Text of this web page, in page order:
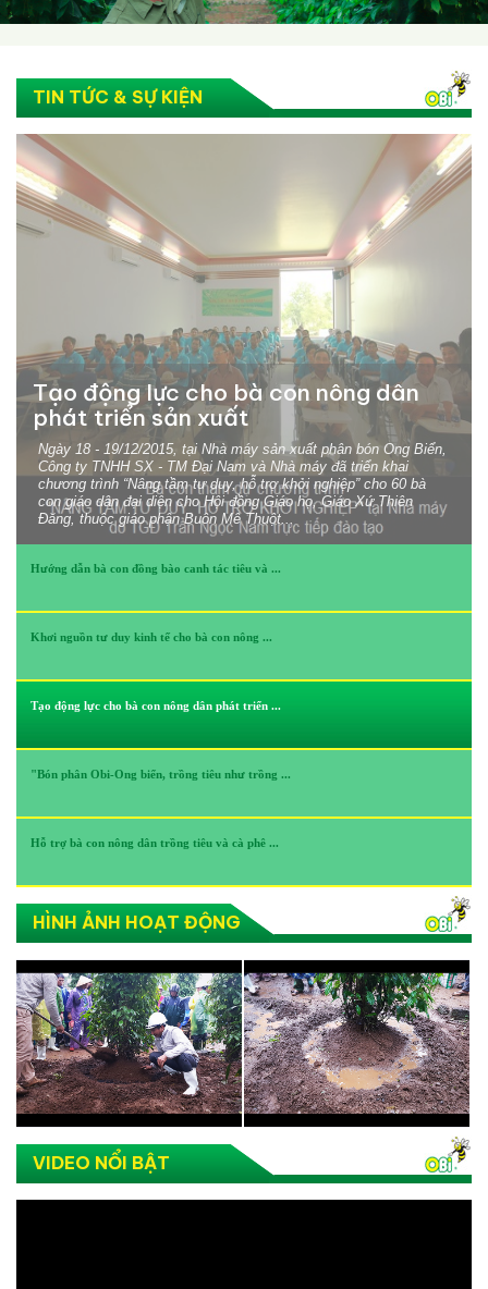
TIN TỨC & SỰ KIỆN
Tạo động lực cho bà con nông dân
phát triển sản xuất
Ngày 18 - 19/12/2015, tại Nhà máy sản xuất phân bón Ong Biển,
Công ty TNHH SX - TM Đại Nam và Nhà máy đã triển khai
chương trình “Nâng tầm tư duy, hỗ trợ khởi nghiệp” cho 60 bà
con giáo dân đại diện cho Hội đồng Giáo họ, Giáo Xứ Thiên
Đăng, thuộc giáo phận Buôn Mê Thuột...
Hướng dẫn bà con đồng bào canh tác tiêu và ...
Khơi nguồn tư duy kinh tế cho bà con nông ...
Tạo động lực cho bà con nông dân phát triển ...
"Bón phân Obi-Ong biển, trồng tiêu như trồng ...
Hỗ trợ bà con nông dân trồng tiêu và cà phê ...
HÌNH ẢNH HOẠT ĐỘNG
VIDEO NỔI BẬT